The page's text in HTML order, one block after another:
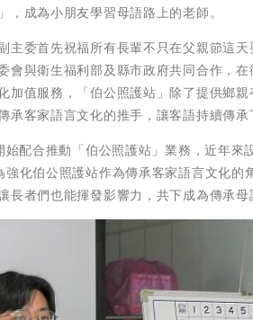
，成為小朋友學習母語路上的老師。
主委首先祝福所有長輩不只在父親節這
會與衛生福利部及縣市政府共同合作，
加值服務，「伯公照護站」除了提供鄉
承客家語言文化的推手，讓客語持續傳承
始配合推動「伯公照護站」業務，近年
化伯公照護站作為傳承客家語言文化
長者們也能揮發影響力，共下成為傳承母